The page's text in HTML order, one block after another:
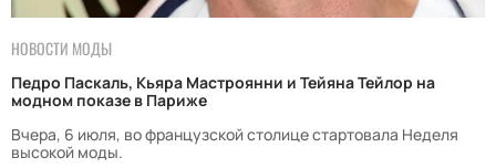
НОВОСТИ МОДЫ
Педро Паскаль, Кьяра Мастроянни и Тейяна Тейлор на
модном показе в Париже
Вчера, 6 июля, во французской столице стартовала Неделя
высокой моды.